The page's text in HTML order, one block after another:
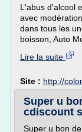
L'abus d'alcool
avec
dans tous les
boisson, Auto
Lire la suite
Site : http://
Super u
cdiscount
Super u bon